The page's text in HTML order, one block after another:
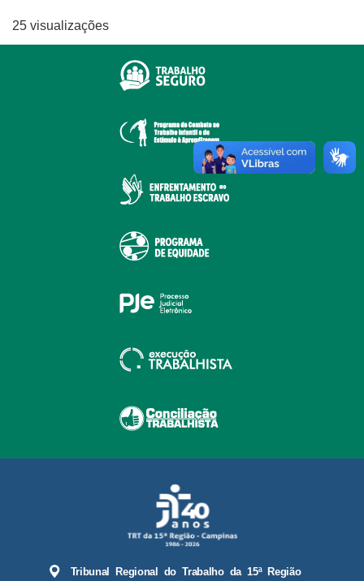
25 visualizações
Tribunal Regional do Trabalho da 15ª Região